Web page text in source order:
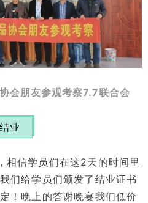
会朋友参观考察7.7联合会
结业
相信学员们在这2天的时间里
们给学员们颁发了结业证书
！晚上的答谢晚宴我们低价